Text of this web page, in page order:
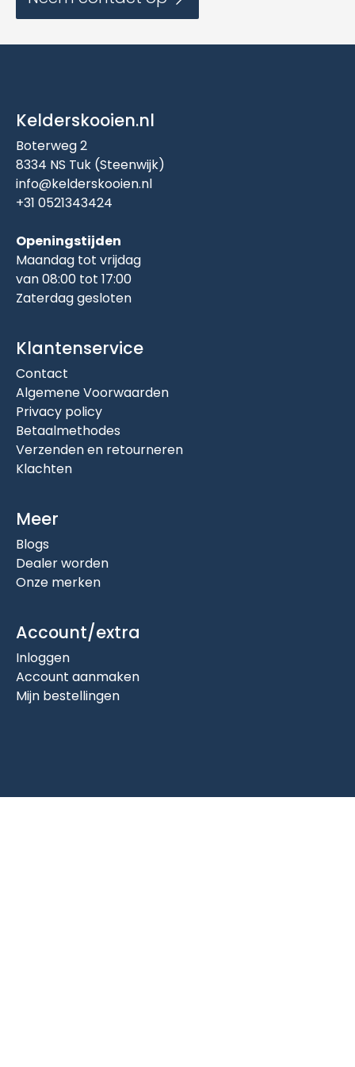
Kelderskooien.nl
Boterweg 2
8334 NS Tuk (Steenwijk)
info@kelderskooien.nl
+31 0521343424
Openingstijden
Maandag tot vrijdag
van 08:00 tot 17:00
Zaterdag gesloten
Klantenservice
Contact
Algemene Voorwaarden
Privacy policy
Betaalmethodes
Verzenden en retourneren
Klachten
Meer
Blogs
Dealer worden
Onze merken
Account/extra
Inloggen
Account aanmaken
Mijn bestellingen